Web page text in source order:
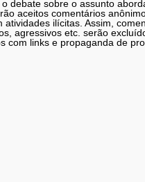
debate sobre o assunto
aceitos comentários
atividades ilícitas. Assim,
agressivos etc. serão
com links e propaganda de